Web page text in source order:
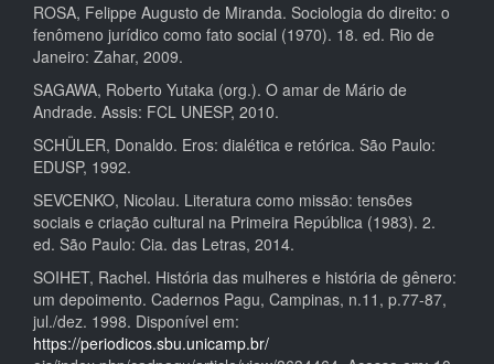
ROSA, Felippe Augusto de Miranda. Sociologia do direito: o
fenômeno jurídico como fato social (1970). 18. ed. Rio de
Janeiro: Zahar, 2009.
SAGAWA, Roberto Yutaka (org.). O amar de Mário de
Andrade. Assis: FCL UNESP, 2010.
SCHÜLER, Donaldo. Eros: dialética e retórica. São Paulo:
EDUSP, 1992.
SEVCENKO, Nicolau. Literatura como missão: tensões
sociais e criação cultural na Primeira República (1983). 2.
ed. São Paulo: Cia. das Letras, 2014.
SOIHET, Rachel. História das mulheres e história de gênero:
um depoimento. Cadernos Pagu, Campinas, n.11, p.77-87,
jul./dez. 1998. Disponível em:
https://periodicos.sbu.unicamp.br/